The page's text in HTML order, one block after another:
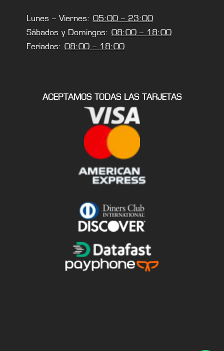
Lunes – Viernes: 05:00 – 23:00
Sábados y Domingos: 08:00 – 18:00
Feriados: 08:00 – 18:00
ACEPTAMOS TODAS LAS TARJETAS